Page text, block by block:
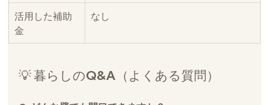
活用した補助
金
なし
💡 暮らしのQ&A（よくある質問）